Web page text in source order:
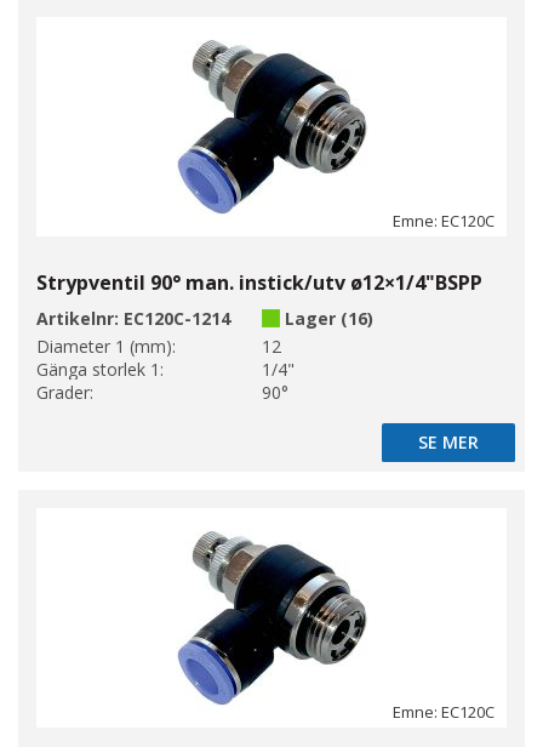
Emne: EC120C
Strypventil 90° man. instick/utv ø12×1/4"BSPP
Artikelnr: EC120C-1214
Lager (16)
Diameter 1 (mm):
12
Gänga storlek 1:
1/4"
Grader:
90°
SE MER
SE MER
Emne: EC120C